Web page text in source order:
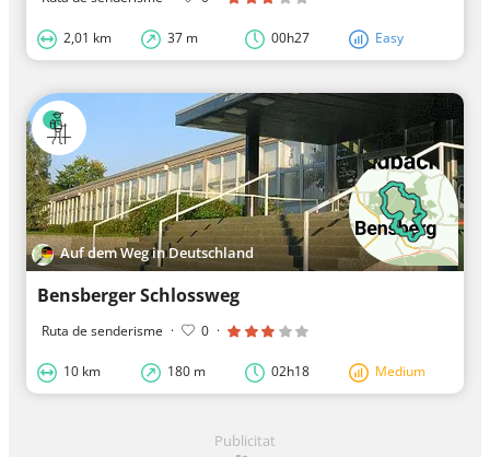
2,01 km 37 m 00h27 Easy
Auf dem Weg in Deutschland
Bensberger Schlossweg
Ruta de senderisme · 0 ·
10 km 180 m 02h18 Medium
Publicitat